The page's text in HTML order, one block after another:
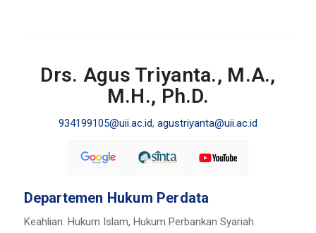
Drs. Agus Triyanta., M.A.,
M.H., Ph.D.
934199105@uii.ac.id, agustriyanta@uii.ac.id
Departemen Hukum Perdata
Keahlian: Hukum Islam, Hukum Perbankan Syariah